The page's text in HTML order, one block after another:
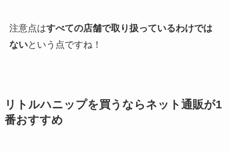
注意点はすべての店舗で取り扱っているわけでは
ないという点ですね！
リトルハニップを買うならネット通販が1
番おすすめ